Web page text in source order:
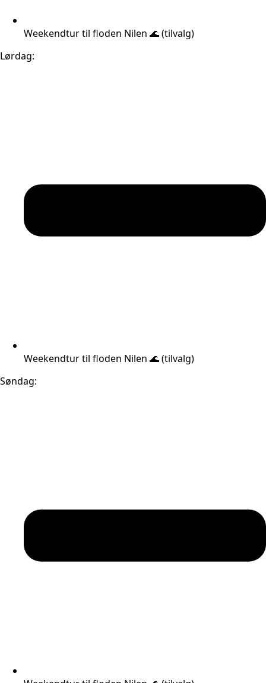
Weekendtur til floden Nilen 🌊 (tilvalg)
Lørdag:
Weekendtur til floden Nilen 🌊 (tilvalg)
Søndag: